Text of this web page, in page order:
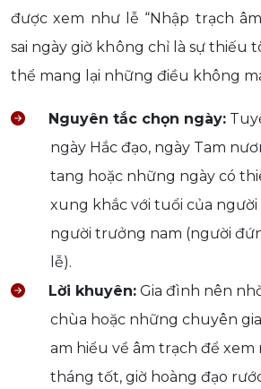
được xem như lễ “Nhập trạch
sai ngày giờ không chỉ là sự thiếu
thể mang lại những điều không
Nguyên tắc chọn ngày:
ngày Hắc đạo, ngày Tam
tang hoặc những ngày có
xung khắc với tuổi của người
người trưởng nam (người
lễ).
Lời khuyên: Gia đình nên
chùa hoặc những chuyên
am hiểu về âm trạch để xem
tháng tốt, giờ hoàng đạo